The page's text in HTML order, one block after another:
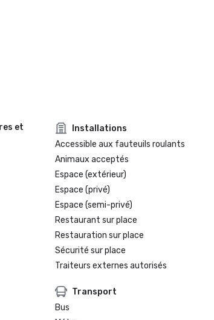
et
Installations
Accessible aux fauteuils roulants
Animaux acceptés
Espace (extérieur)
Espace (privé)
Espace (semi-privé)
Restaurant sur place
Restauration sur place
Sécurité sur place
Traiteurs externes autorisés
Transport
Bus